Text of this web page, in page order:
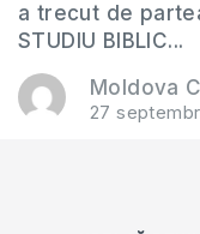
a trecut de partea
STUDIU BIBLIC...
Moldova
27